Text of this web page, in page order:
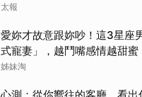
太報
愛妳才故意跟妳吵！這3星座
式寵妻」，越鬥嘴感情越甜蜜
姊妹淘
心測：從你嚮往的客廳，看出